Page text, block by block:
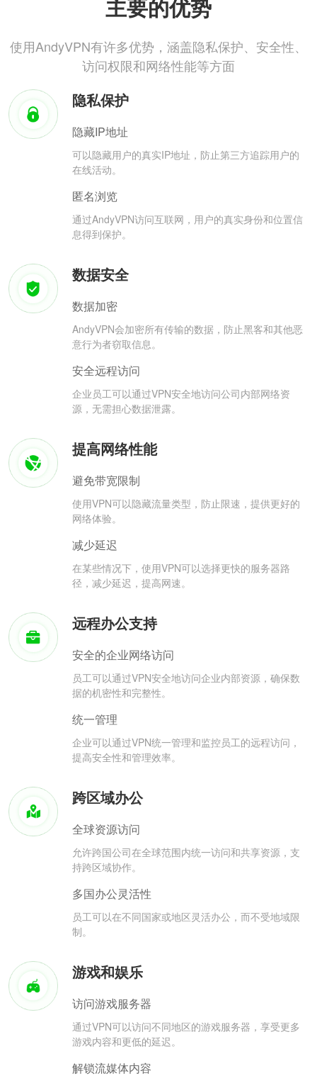
主要的优势
使用AndyVPN有许多优势，涵盖隐私保护、安全性、
访问权限和网络性能等方面
隐私保护
隐藏IP地址
可以隐藏用户的真实IP地址，防止第三方追踪用户的
在线活动。
匿名浏览
通过AndyVPN访问互联网，用户的真实身份和位置信
息得到保护。
数据安全
数据加密
AndyVPN会加密所有传输的数据，防止黑客和其他恶
意行为者窃取信息。
安全远程访问
企业员工可以通过VPN安全地访问公司内部网络资
源，无需担心数据泄露。
提高网络性能
避免带宽限制
使用VPN可以隐藏流量类型，防止限速，提供更好的
网络体验。
减少延迟
在某些情况下，使用VPN可以选择更快的服务器路
径，减少延迟，提高网速。
远程办公支持
安全的企业网络访问
员工可以通过VPN安全地访问企业内部资源，确保数
据的机密性和完整性。
统一管理
企业可以通过VPN统一管理和监控员工的远程访问，
提高安全性和管理效率。
跨区域办公
全球资源访问
允许跨国公司在全球范围内统一访问和共享资源，支
持跨区域协作。
多国办公灵活性
员工可以在不同国家或地区灵活办公，而不受地域限
制。
游戏和娱乐
访问游戏服务器
通过VPN可以访问不同地区的游戏服务器，享受更多
游戏内容和更低的延迟。
解锁流媒体内容